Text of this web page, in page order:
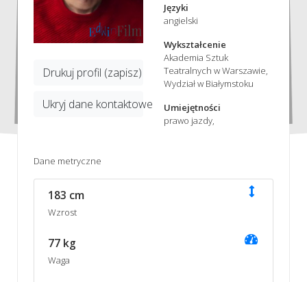
Drukuj profil (zapisz)
Ukryj dane kontaktowe
Języki
angielski
Wykształcenie
Akademia Sztuk
Teatralnych w Warszawie,
Wydział w Białymstoku
Umiejętności
prawo jazdy,
Dane metryczne
183 cm
Wzrost
77 kg
Waga